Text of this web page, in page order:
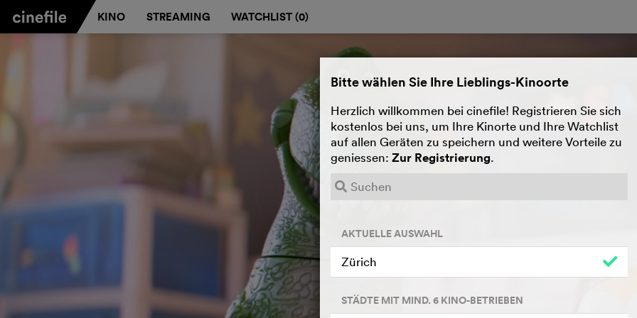
KINO STREAMING WATCHLIST (0)
Bitte wählen Sie Ihre Lieblings-Kinoorte
Herzlich willkommen bei cinefile! Registrieren Sie sich
kostenlos bei uns, um Ihre Kinorte und Ihre Watchlist
auf allen Geräten zu speichern und weitere Vorteile zu
geniessen: Zur Registrierung.
AKTUELLE AUSWAHL
Zürich
STÄDTE MIT MIND. 6 KINO-BETRIEBEN